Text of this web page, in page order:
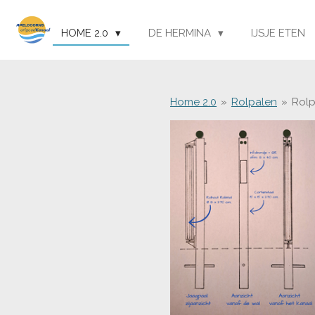
direct
naar
HOME 2.0 DE HERMINA IJSJE ETEN
Home 2.0 » Rolpalen »